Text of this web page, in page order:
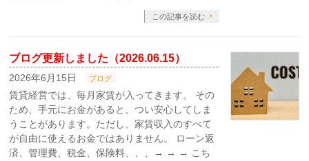
この記事を読む
ブログ更新しました（2026.06.15）
2026年6月15日 ブログ
賃貸経営では、毎月家賃が入ってきます。 その
ため、手元にお金があると、つい安心してしま
うことがあります。ただし、家賃収入のすべて
が自由に使えるお金ではありません。 ローン返
済、管理費、税金、保険料、、、→ → → こち